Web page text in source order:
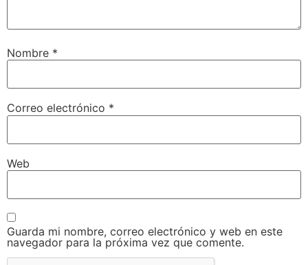
Nombre *
Correo electrónico *
Web
Guarda mi nombre, correo electrónico y web en este
navegador para la próxima vez que comente.